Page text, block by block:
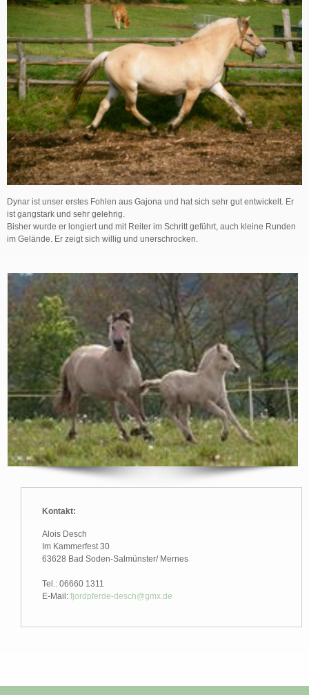
Dynar ist unser erstes Fohlen aus Gajona und hat sich sehr gut entwickelt. Er
ist gangstark und sehr gelehrig.
Bisher wurde er longiert und mit Reiter im Schritt geführt, auch kleine Runden
im Gelände. Er zeigt sich willig und unerschrocken.
Kontakt:
Alois Desch
Im Kammerfest 30
63628 Bad Soden-Salmünster/ Mernes
Tel.: 06660 1311
E-Mail: fjordpferde-desch@gmx.de